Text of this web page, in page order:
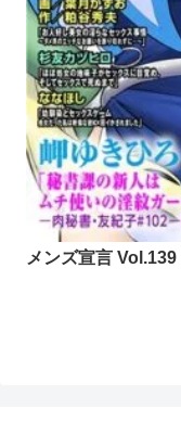
メンズ宣言